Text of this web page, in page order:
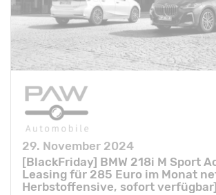
29. November 2024
[BlackFriday] BMW 218i M Sport
Leasing für 285 Euro im Monat
Herbstoffensive, sofort verfügbar]